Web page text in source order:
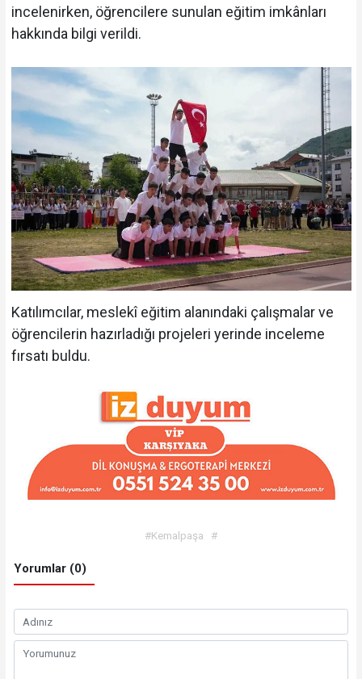
incelenirken, öğrencilere sunulan eğitim imkânları
hakkında bilgi verildi.
Katılımcılar, meslekî eğitim alanındaki çalışmalar ve
öğrencilerin hazırladığı projeleri yerinde inceleme
fırsatı buldu.
#Kemalpaşa #
Yorumlar (0)